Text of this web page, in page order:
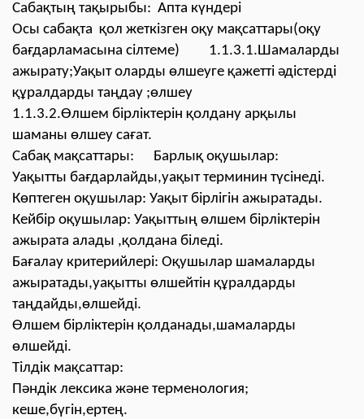
Сабақтың тақырыбы: Апта күндері
Осы сабақта қол жеткізген оқу мақсаттары(оқу
бағдарламасына сілтеме) 1.1.3.1.Шамаларды
ажырату;Уақыт оларды өлшеуге қажетті әдістерді
құралдарды таңдау ;өлшеу
1.1.3.2.Өлшем бірліктерін қолдану арқылы
шаманы өлшеу сағат.
Сабақ мақсаттары: Барлық оқушылар:
Уақытты бағдарлайды,уақыт терминин түсінеді.
Көптеген оқушылар: Уақыт бірлігін ажыратады.
Кейбір оқушылар: Уақыттың өлшем бірліктерін
ажырата алады ,қолдана біледі.
Бағалау критерийлері: Оқушылар шамаларды
ажыратады,уақытты өлшейтін құралдарды
таңдайды,өлшейді.
Өлшем бірліктерін қолданады,шамаларды
өлшейді.
Тілдік мақсаттар:
Пәндік лексика және терменология;
кеше,бүгін,ертең.